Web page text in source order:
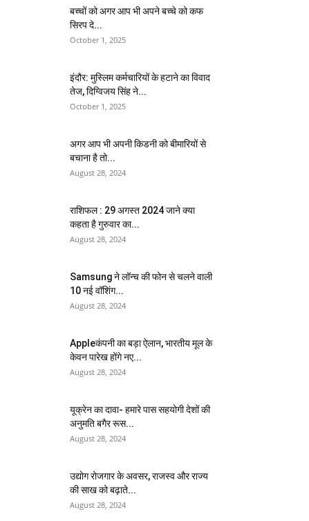
बच्चों को अगर आप भी अपने बच्चे को कफ
सिरप दे...
October 1, 2025
इंदौर: मुस्लिम कर्मचारियों के हटाने का विवाद
तेज, दिग्विजय सिंह ने...
October 1, 2025
अगर आप भी अपनी किडनी को बीमारियों से
बचाना है तो...
August 28, 2024
राशिफल : 29 अगस्त 2024 जाने क्या
कहता है गुरुवार का...
August 28, 2024
Samsung ने लॉन्च की फोन से चलने वाली
10 नई वॉशिंग...
August 28, 2024
Appleकंपनी का बड़ा ऐलान, भारतीय मूल के
केवन पारेख होंगे नए...
August 28, 2024
यूक्रेन का दावा- हमारे पास सहयोगी देशों की
अनुमति बगैर रूस...
August 28, 2024
उद्योग रोजगार के अवसर, राजस्व और राज्य
की साख को बढ़ाते...
August 28, 2024